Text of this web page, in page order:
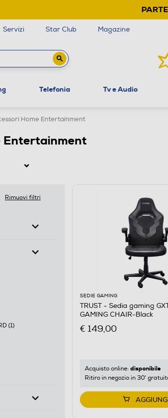
Servizi Star Club Magazine
Telefonia Tv e Audio
Home Entertainment
Entertainment
Rimuovi filtri
(1)
BLIZZARD
SEDIE GAMING
TRUST - Sedia gaming
GAMING CHAIR-Black
€ 149,00
Acquisto online: disponibile
Ritiro in negozio in 30'